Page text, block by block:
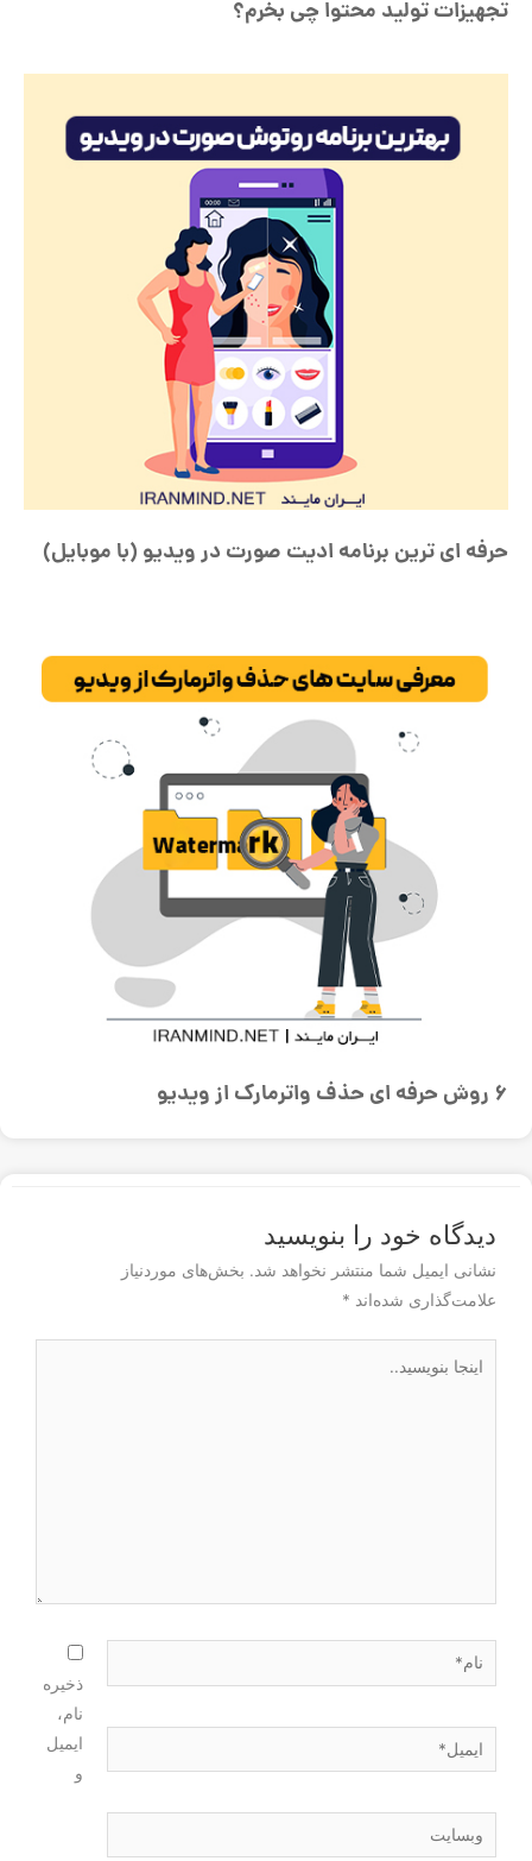
تجهیزات تولید محتوا چی بخرم؟
حرفه ای ترین برنامه ادیت صورت در ویدیو (با موبایل)
6 روش حرفه ای حذف واترمارک از ویدیو
دیدگاه‌ خود را بنویسید
نشانی ایمیل شما منتشر نخواهد شد. بخش‌های موردنیاز
علامت‌گذاری شده‌اند
ذخیره
نام،
ایمیل
و